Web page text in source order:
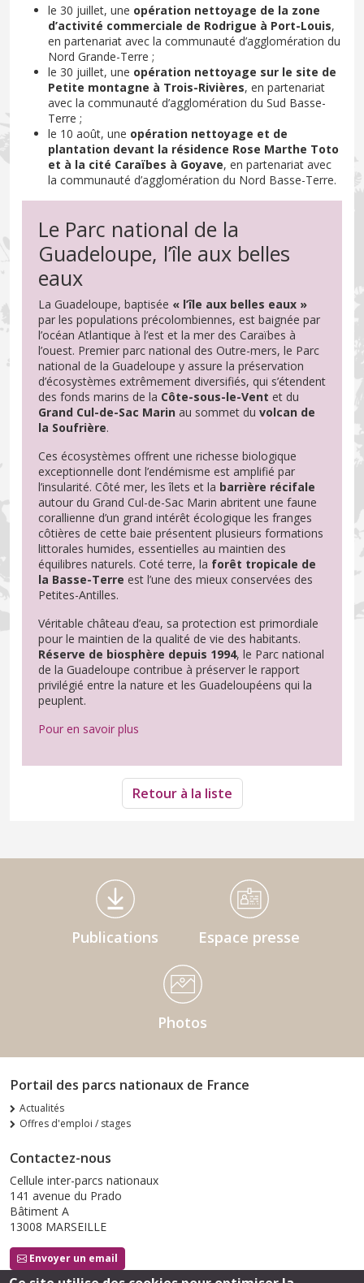
le 30 juillet, une opération nettoyage de la zone
d’activité commerciale de Rodrigue à Port-Louis,
en partenariat avec la communauté d’agglomération du
Nord Grande-Terre ;
le 30 juillet, une opération nettoyage sur le site de
Petite montagne à Trois-Rivières, en partenariat
avec la communauté d’agglomération du Sud Basse-
Terre ;
le 10 août, une opération nettoyage et de
plantation devant la résidence Rose Marthe Toto
et à la cité Caraïbes à Goyave, en partenariat avec
la communauté d’agglomération du Nord Basse-Terre.
Le Parc national de la
Guadeloupe, l’île aux belles
eaux
La Guadeloupe, baptisée « l’île aux belles eaux »
par les populations précolombiennes, est baignée par
l’océan Atlantique à l’est et la mer des Caraïbes à
l’ouest. Premier parc national des Outre-mers, le Parc
national de la Guadeloupe y assure la préservation
d’écosystèmes extrêmement diversifiés, qui s’étendent
des fonds marins de la Côte-sous-le-Vent et du
Grand Cul-de-Sac Marin au sommet du volcan de
la Soufrière.
Ces écosystèmes offrent une richesse biologique
exceptionnelle dont l’endémisme est amplifié par
l’insularité. Côté mer, les îlets et la barrière récifale
autour du Grand Cul-de-Sac Marin abritent une faune
corallienne d’un grand intérêt écologique les franges
côtières de cette baie présentent plusieurs formations
littorales humides, essentielles au maintien des
équilibres naturels. Coté terre, la forêt tropicale de
la Basse-Terre est l’une des mieux conservées des
Petites-Antilles.
Véritable château d’eau, sa protection est primordiale
pour le maintien de la qualité de vie des habitants.
Réserve de biosphère depuis 1994, le Parc national
de la Guadeloupe contribue à préserver le rapport
privilégié entre la nature et les Guadeloupéens qui la
peuplent.
Pour en savoir plus
Retour à la liste
Médiathèque Footer
Publications Espace presse
Photos
Portail des parcs nationaux de France
Actualités
Offres d'emploi / stages
Contactez-nous
Cellule inter-parcs nationaux
141 avenue du Prado
Bâtiment A
13008 MARSEILLE
Envoyer un email